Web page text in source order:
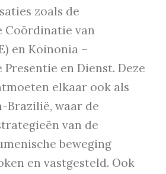
zoals de
Coördinatie van
en Koinonia –
Presentie en Dienst. Deze
elkaar ook als
Brazilië, waar de
van de
beweging
en vastgesteld. Ook